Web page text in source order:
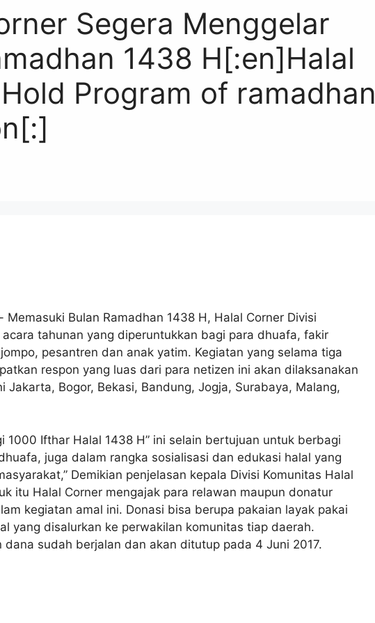
Segera Menggelar
1438 H[:en]Halal
Program of ramadhan
Memasuki Bulan Ramadhan 1438 H, Halal Corner Divisi
tahunan yang diperuntukkan bagi para dhuafa, fakir
pesantren dan anak yatim. Kegiatan yang selama tiga
respon yang luas dari para netizen ini akan dilaksanakan
Jakarta, Bogor, Bekasi, Bandung, Jogja, Surabaya, Malang,
1000 Ifthar Halal 1438 H” ini selain bertujuan untuk berbagi
juga dalam rangka sosialisasi dan edukasi halal yang
Demikian penjelasan kepala Divisi Komunitas Halal
itu Halal Corner mengajak para relawan maupun donatur
kegiatan amal ini. Donasi bisa berupa pakaian layak pakai
yang disalurkan ke perwakilan komunitas tiap daerah.
dana sudah berjalan dan akan ditutup pada 4 Juni 2017.